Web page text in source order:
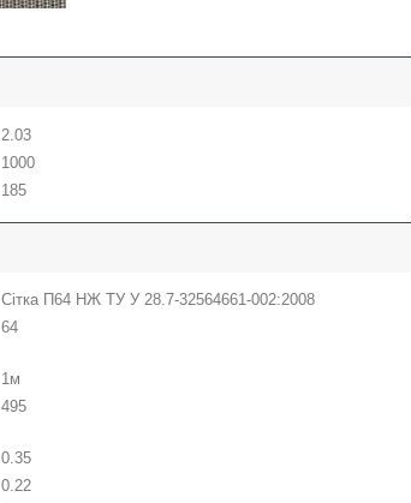
2.03
1000
185
Сітка П64 НЖ ТУ У 28.7-32564661-002:2008
64
1м
495
0.35
0.22